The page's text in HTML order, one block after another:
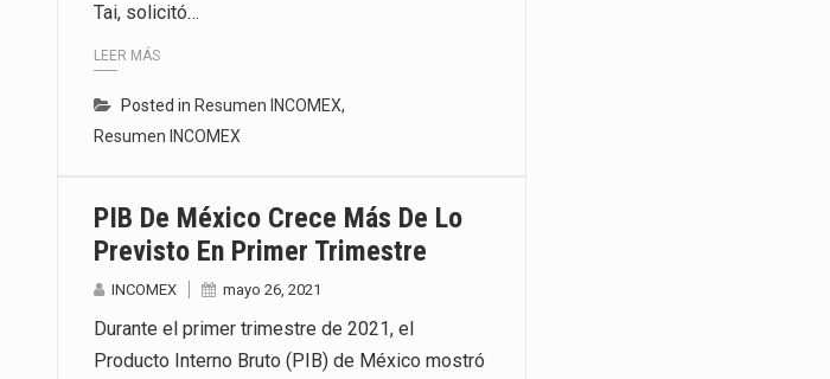
Tai, solicitó…
LEER MÁS
Posted in Resumen INCOMEX,
Resumen INCOMEX
PIB De México Crece Más De Lo
Previsto En Primer Trimestre
INCOMEX mayo 26, 2021
Durante el primer trimestre de 2021, el
Producto Interno Bruto (PIB) de México mostró